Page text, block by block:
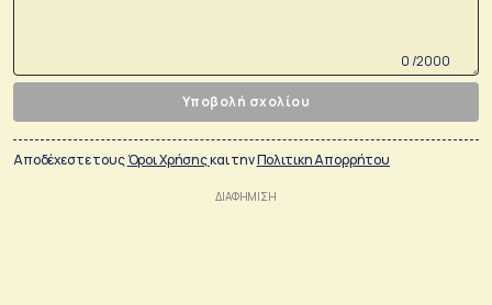
0 /2000
Υποβολή σχολίου
Αποδέχεστε τουςΌροι Χρήσηςκαι τηνΠολιτικη Απορρήτου